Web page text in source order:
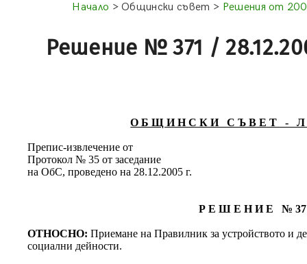
Начало > Общински съвет > Решения от
Решение № 371 /
О Б Щ И Н С К И С Ъ В Е Т - Л
Препис-извлечение от
Протокол № 35 от заседание
на ОбС, проведено на 28.12.2005 г.
Р Е Ш Е Н И Е №
ОТНОСНО:Приемане на Правилник за устройството и
социални дейности.